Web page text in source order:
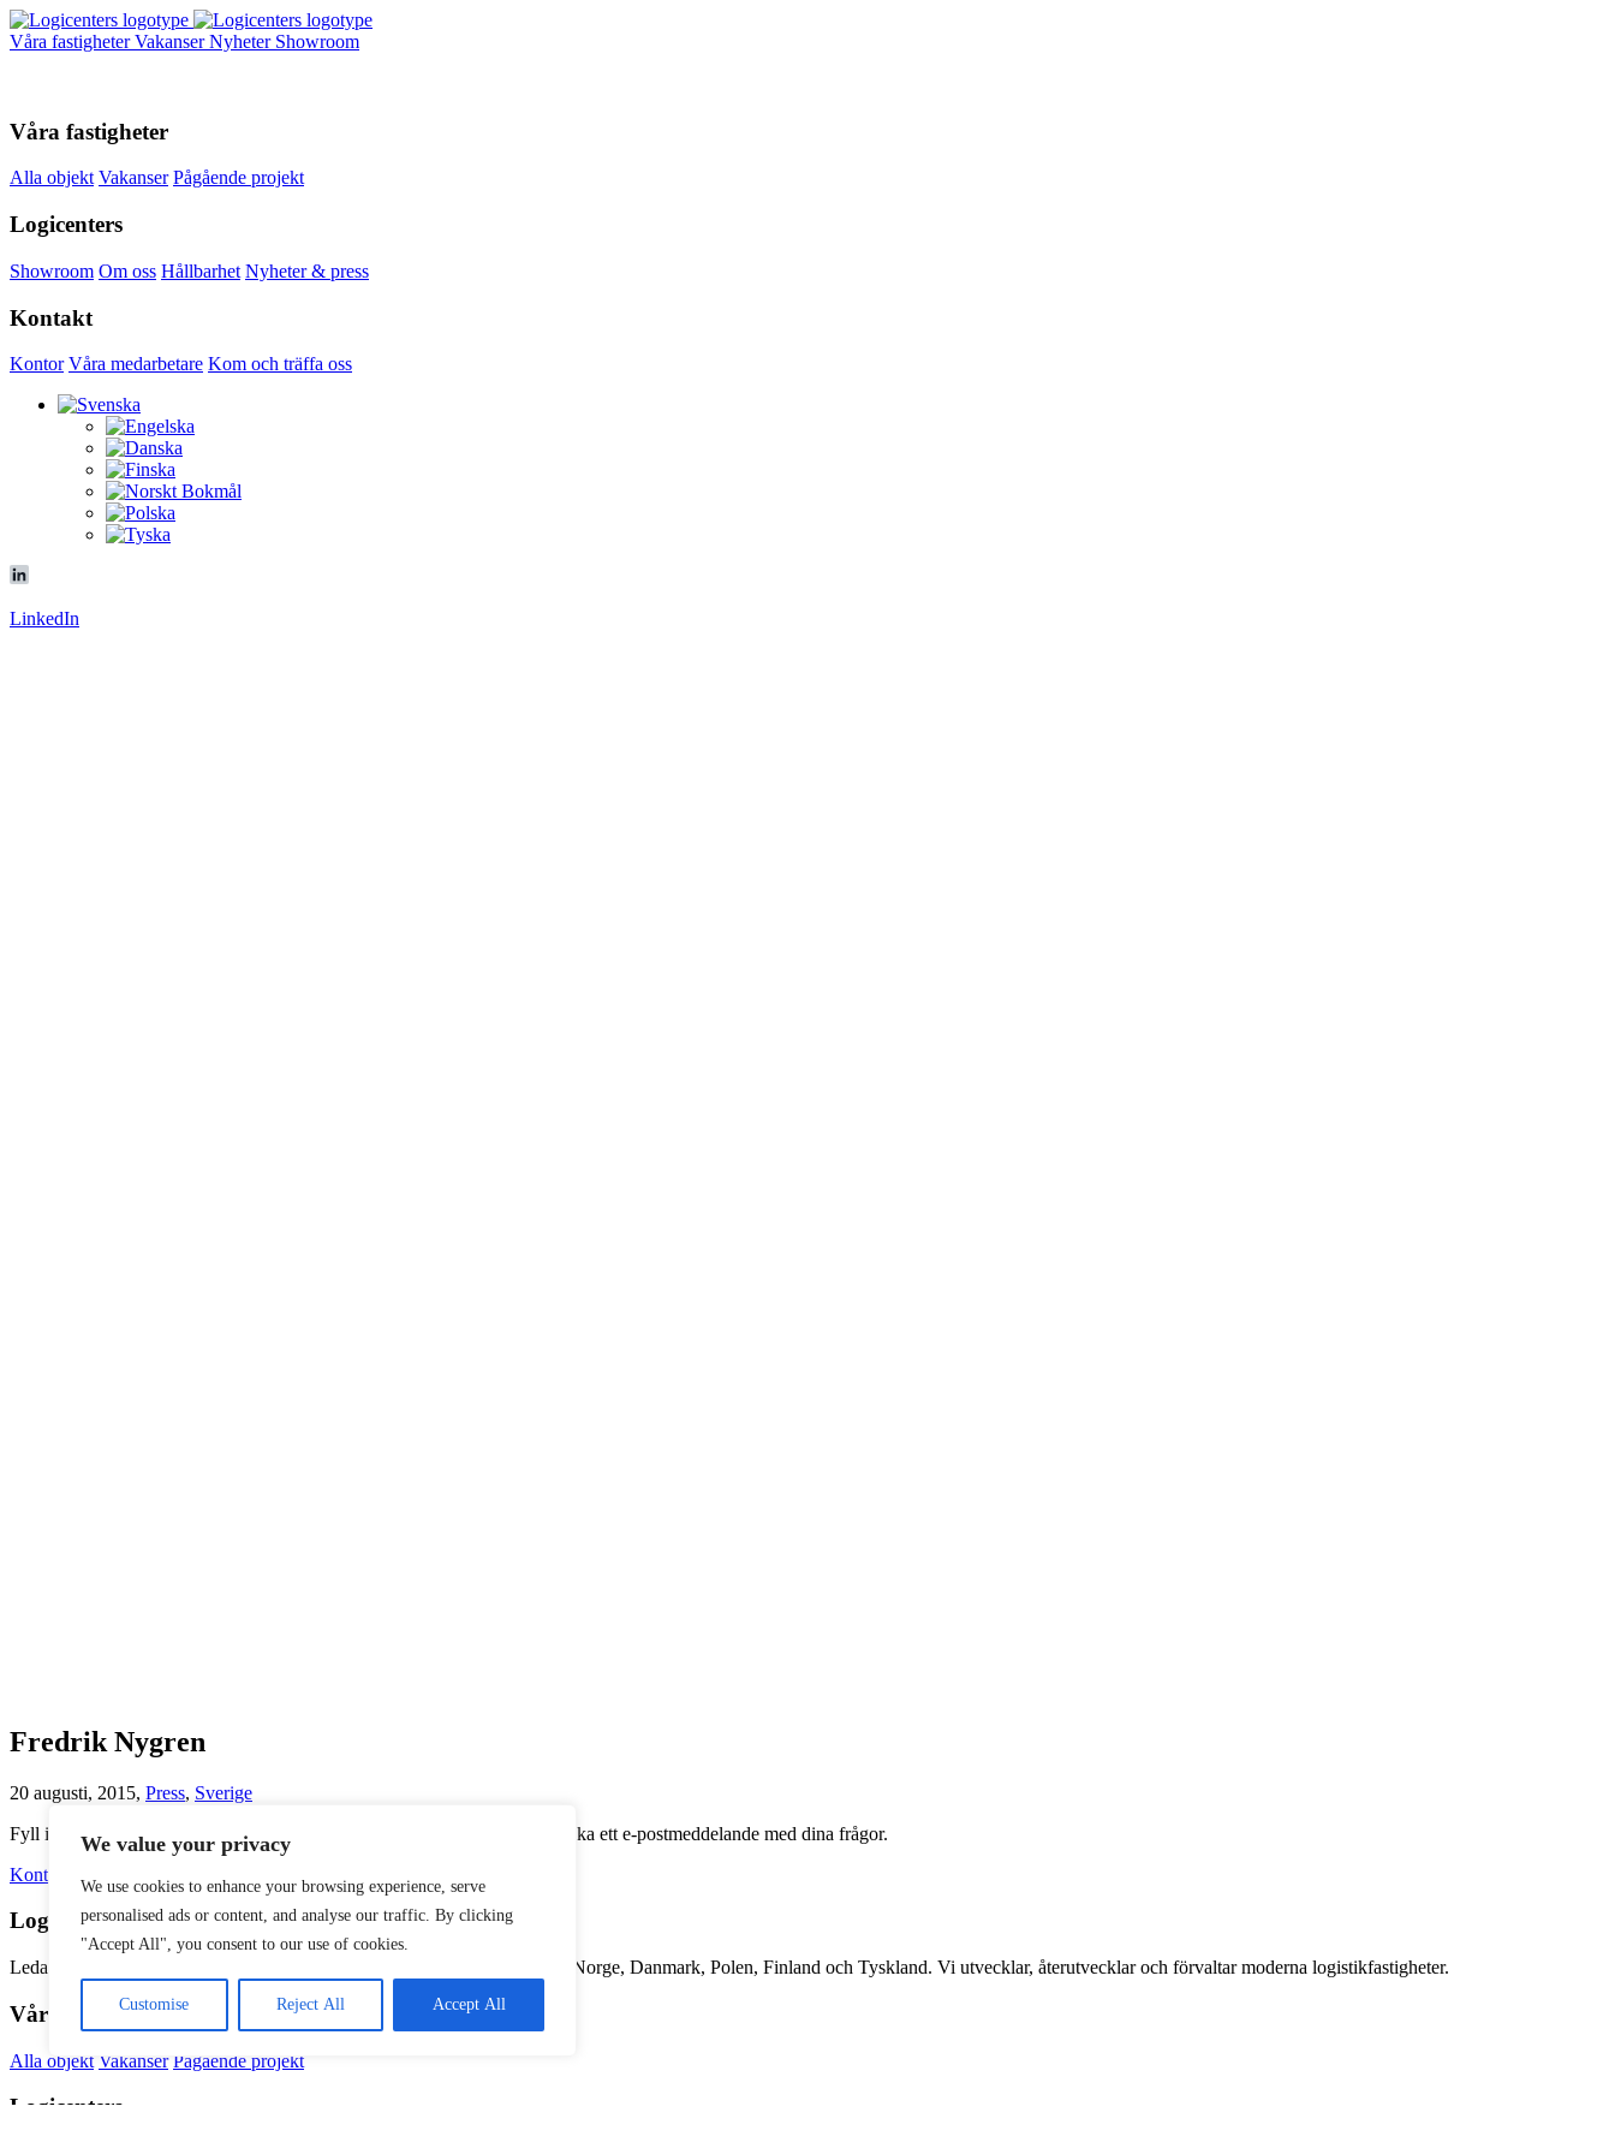
We value your privacy
We use cookies to enhance your browsing experience, serve
personalised ads or content, and analyse our traffic. By clicking
"Accept All", you consent to our use of cookies.
Customise Reject All Accept All
Våra fastigheterVakanserNyheter Showroom
Våra fastigheter
Alla objekt Vakanser Pågående projekt
Logicenters
Showroom Om oss Hållbarhet Nyheter & press
Kontakt
Kontor Våra medarbetare Kom och träffa oss
LinkedIn
Fredrik Nygren
20 augusti, 2015, Press, Sverige
Fyll i ditt namn och telefonnummer så ringer vi upp dig. Du kan också skicka ett e-postmeddelande med dina frågor.
Kontakta oss
Logicenters
Ledande utvecklare av moderna logistikfastigheter med närvaro i Sverige, Norge, Danmark, Polen, Finland och Tyskland. Vi utvecklar, återutvecklar och förvaltar moderna logistikfastigheter.
Våra fastigheter
Alla objekt Vakanser Pågående projekt
Logicenters